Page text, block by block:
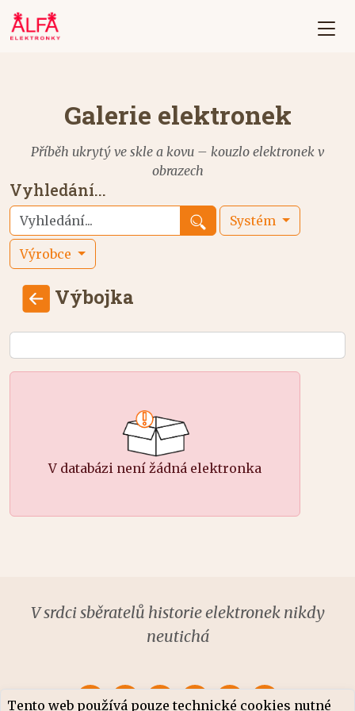
Galerie elektronek
Příběh ukrytý ve skle a kovu – kouzlo elektronek v
obrazech
Vyhledání...
Systém
Výrobce
Výbojka
V databázi není žádná elektronka
V srdci sběratelů historie elektronek nikdy
neutichá
Tento web používá pouze technické cookies nutné